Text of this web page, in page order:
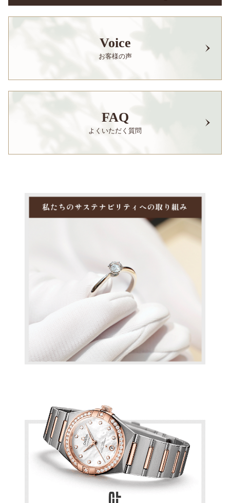
Voice
お客様の声
FAQ
よくいただく質問